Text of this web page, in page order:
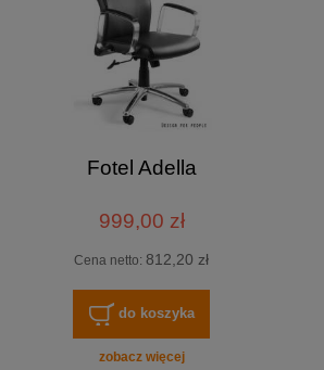
Fotel Adella
999,00 zł
Cena netto: 812,20 zł
do koszyka
zobacz więcej